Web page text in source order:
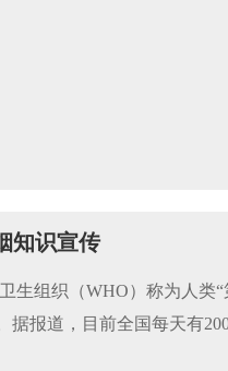
知识宣传
生组织（WHO）称为人类
据报道，目前全国每天有